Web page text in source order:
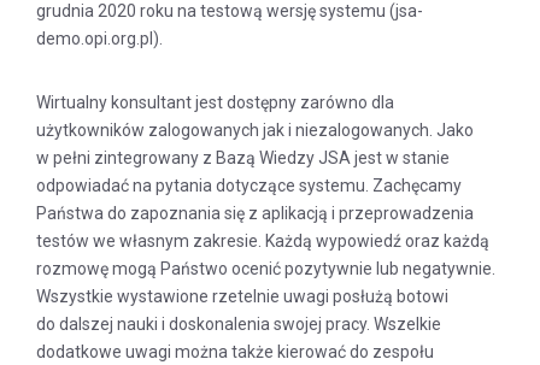
grudnia 2020 roku na testową wersję systemu (jsa-
demo.opi.org.pl).
Wirtualny konsultant jest dostępny zarówno dla
użytkowników zalogowanych jak i niezalogowanych. Jako
w pełni zintegrowany z Bazą Wiedzy JSA jest w stanie
odpowiadać na pytania dotyczące systemu. Zachęcamy
Państwa do zapoznania się z aplikacją i przeprowadzenia
testów we własnym zakresie. Każdą wypowiedź oraz każdą
rozmowę mogą Państwo ocenić pozytywnie lub negatywnie.
Wszystkie wystawione rzetelnie uwagi posłużą botowi
do dalszej nauki i doskonalenia swojej pracy. Wszelkie
dodatkowe uwagi można także kierować do zespołu